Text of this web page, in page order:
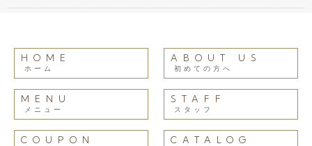
HOME
ホーム
ABOUT US
初めての方へ
MENU
メニュー
STAFF
スタッフ
COUPON CATALOG